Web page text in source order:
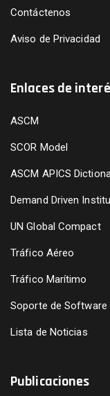
Contáctenos
Aviso de Privacidad
Enlaces de
ASCM
SCOR Model
ASCM APICS
Demand Driven
UN Global Compact
Tráfico Aéreo
Tráfico Marítimo
Soporte de Software
Lista de Noticias
Publicaciones